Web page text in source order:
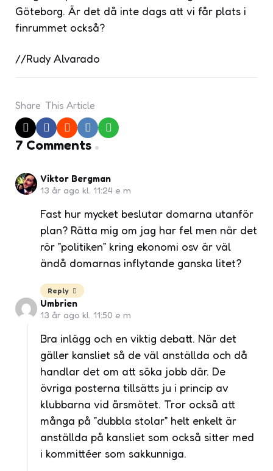
Göteborg. Är det då inte dags att vi får plats i
finrummet också?
//Rudy Alvarado
Share This Article
7 Comments
Viktor Bergman
13 år ago kl. 11:24 e m
Fast hur mycket beslutar domarna utanför
plan? Rätta mig om jag har fel men när det
rör ”politiken” kring ekonomi osv är väl
ändå domarnas inflytande ganska litet?
Reply
Umbrien
13 år ago kl. 11:50 e m
Bra inlägg och en viktig debatt. När det
gäller kansliet så de väl anställda och då
handlar det om att söka jobb där. De
övriga posterna tillsätts ju i princip av
klubbarna vid årsmötet. Tror också att
många på ”dubbla stolar” helt enkelt är
anställda på kansliet som också sitter med
i kommittéer som sakkunniga.